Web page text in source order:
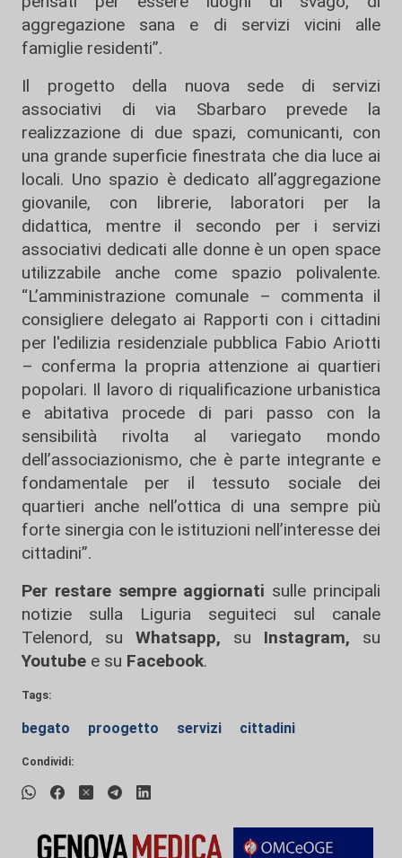
aggregazione sana e di servizi vicini alle
famiglie residenti”.
Il progetto della nuova sede di servizi
associativi di via Sbarbaro prevede la
realizzazione di due spazi, comunicanti, con
una grande superficie finestrata che dia luce ai
locali. Uno spazio è dedicato all’aggregazione
giovanile, con librerie, laboratori per la
didattica, mentre il secondo per i servizi
associativi dedicati alle donne è un open space
utilizzabile anche come spazio polivalente.
“L’amministrazione comunale – commenta il
consigliere delegato ai Rapporti con i cittadini
per l'edilizia residenziale pubblica Fabio Ariotti
– conferma la propria attenzione ai quartieri
popolari. Il lavoro di riqualificazione urbanistica
e abitativa procede di pari passo con la
sensibilità rivolta al variegato mondo
dell’associazionismo, che è parte integrante e
fondamentale per il tessuto sociale dei
quartieri anche nell’ottica di una sempre più
forte sinergia con le istituzioni nell’interesse dei
cittadini”.
Per restare sempre aggiornati sulle principali
notizie sulla Liguria seguiteci sul canale
Telenord, su
Whatsapp, su Instagram, su
Youtube e su Facebook.
Tags:
begato proogetto servizi cittadini
Condividi: